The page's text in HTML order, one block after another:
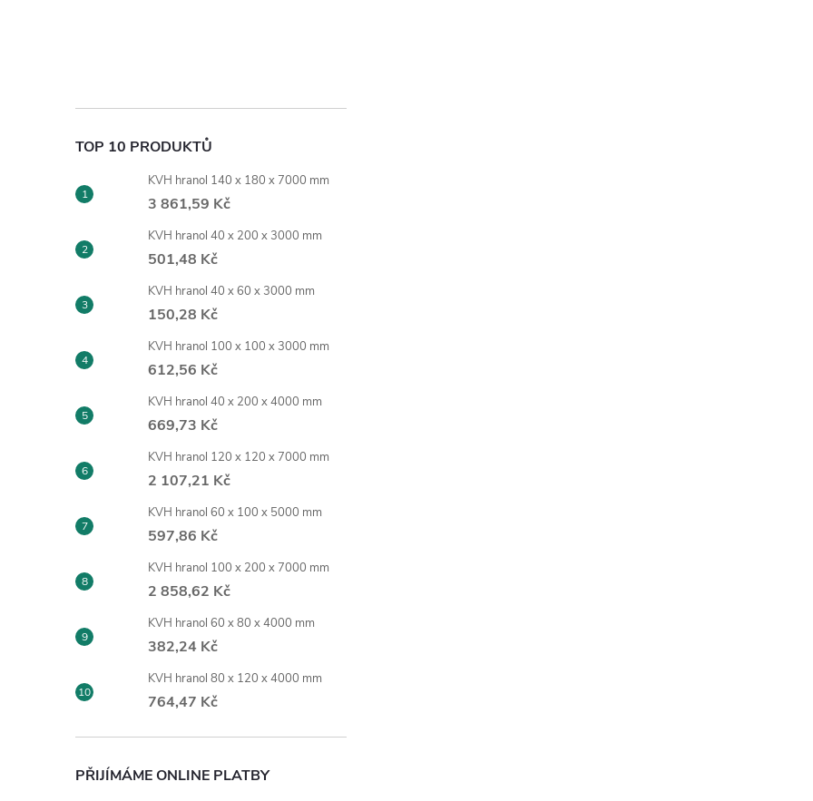
TOP 10 PRODUKTŮ
KVH hranol 140 x 180 x 7000 mm
3 861,59 Kč
KVH hranol 40 x 200 x 3000 mm
501,48 Kč
KVH hranol 40 x 60 x 3000 mm
150,28 Kč
KVH hranol 100 x 100 x 3000 mm
612,56 Kč
KVH hranol 40 x 200 x 4000 mm
669,73 Kč
KVH hranol 120 x 120 x 7000 mm
2 107,21 Kč
KVH hranol 60 x 100 x 5000 mm
597,86 Kč
KVH hranol 100 x 200 x 7000 mm
2 858,62 Kč
KVH hranol 60 x 80 x 4000 mm
382,24 Kč
KVH hranol 80 x 120 x 4000 mm
764,47 Kč
PŘIJÍMÁME ONLINE PLATBY